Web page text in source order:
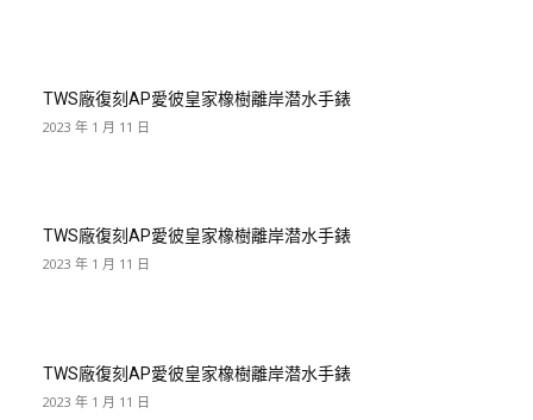
TWS廠復刻AP愛彼皇家橡樹離岸潜水手錶
2023 年 1 月 11 日
TWS廠復刻AP愛彼皇家橡樹離岸潜水手錶
2023 年 1 月 11 日
TWS廠復刻AP愛彼皇家橡樹離岸潜水手錶
2023 年 1 月 11 日